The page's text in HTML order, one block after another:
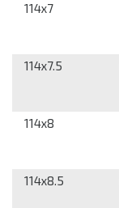
114x7
114x7.5
114x8
114x8.5